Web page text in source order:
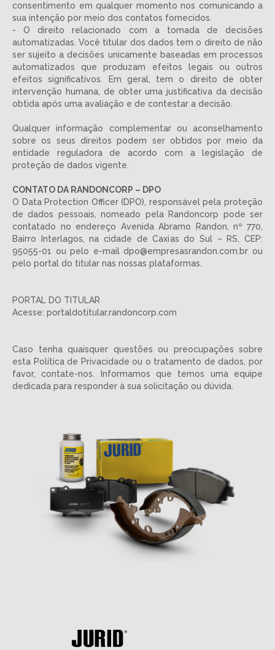
consentimento em qualquer momento nos comunicando a
sua intenção por meio dos contatos fornecidos.
- O direito relacionado com a tomada de decisões
automatizadas. Você titular dos dados tem o direito de não
ser sujeito a decisões unicamente baseadas em processos
automatizados que produzam efeitos legais ou outros
efeitos significativos. Em geral, tem o direito de obter
intervenção humana, de obter uma justificativa da decisão
obtida após uma avaliação e de contestar a decisão.
Qualquer informação complementar ou aconselhamento
sobre os seus direitos podem ser obtidos por meio da
entidade reguladora de acordo com a legislação de
proteção de dados vigente.
CONTATO DA RANDONCORP – DPO
O Data Protection Officer (DPO), responsável pela proteção
de dados pessoais, nomeado pela Randoncorp pode ser
contatado no endereço Avenida Abramo Randon, nº 770,
Bairro Interlagos, na cidade de Caxias do Sul – RS, CEP:
95055-01 ou pelo e-mail dpo@empresasrandon.com.br ou
pelo portal do titular nas nossas plataformas.
PORTAL DO TITULAR
Acesse: portaldotitular.randoncorp.com
Caso tenha quaisquer questões ou preocupações sobre
esta Política de Privacidade ou o tratamento de dados, por
favor, contate-nos. Informamos que temos uma equipe
dedicada para responder à sua solicitação ou dúvida.